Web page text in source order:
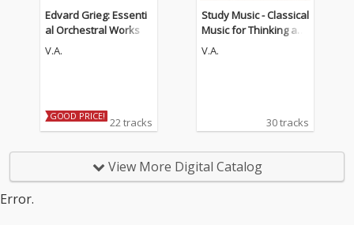
Edvard Grieg: Essenti
al Orchestral Works
V.A.
GOOD PRICE! 22 tracks
Study Music - Classical
Music for Thinking an
d Concentration (The
V.A.
30 tracks
View More Digital Catalog
Error.